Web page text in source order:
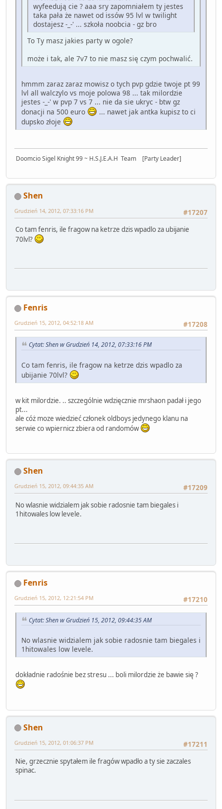
wyfeedują cie ? aaa sry zapomniałem ty jestes
taka pała że nawet od issów 95 lvl w twilight
dostajesz -_-' ... szkoła noobcia - gz bro
To Ty masz jakies party w ogole?
może i tak, ale 7v7 to nie masz się czym pochwalić.
hmmm zaraz zaraz mowisz o tych pvp gdzie twoje pt 99
lvl all walczylo vs moje polowa 98 ... tak milordzie
jestes -_-' w pvp 7 vs 7 ... nie da sie ukryc - btw gz
donacji na 500 euro
... nawet jak antka kupisz to ci
dupsko złoje
Doomcio Sigel Knight 99 ~ H.S.J.E.A.H Team [Party Leader]
Shen
#17207
Grudzień 14, 2012, 07:33:16 PM
Co tam fenris, ile fragow na ketrze dzis wpadlo za ubijanie
70lvl?
Fenris
#17208
Grudzień 15, 2012, 04:52:18 AM
Cytat: Shen w Grudzień 14, 2012, 07:33:16 PM
Co tam fenris, ile fragow na ketrze dzis wpadlo za
ubijanie 70lvl?
w kit milordzie. .. szczególnie wdzięcznie mrshaon padał i jego
pt...
ale cóż moze wiedzieć członek oldboys jedynego klanu na
serwie co wpiernicz zbiera od randomów
Shen
#17209
Grudzień 15, 2012, 09:44:35 AM
No wlasnie widzialem jak sobie radosnie tam biegales i
1hitowales low levele.
Fenris
#17210
Grudzień 15, 2012, 12:21:54 PM
Cytat: Shen w Grudzień 15, 2012, 09:44:35 AM
No wlasnie widzialem jak sobie radosnie tam biegales i
1hitowales low levele.
dokładnie radośnie bez stresu ... boli milordzie że bawie się ?
Shen
#17211
Grudzień 15, 2012, 01:06:37 PM
Nie, grzecznie spytałem ile fragów wpadło a ty sie zaczales
spinac.